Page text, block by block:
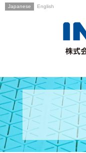
Japanese English